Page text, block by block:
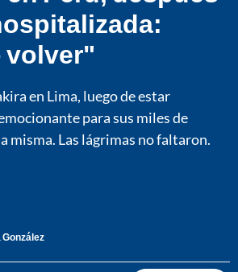
volver"
en Lima, luego de estar
para sus miles de
misma. Las lágrimas no faltaron.
González